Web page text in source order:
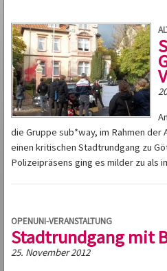
die Gruppe sub*way, im Rahmen
einen kritischen Stadtrundgang zu
Polizeipräsens ging es milder zu als
OPENUNI-VERANSTALTUNG
Stadtrundgang mit
25. November 2012